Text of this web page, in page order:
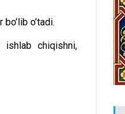
o’tadi.
ishlab chiqishni,